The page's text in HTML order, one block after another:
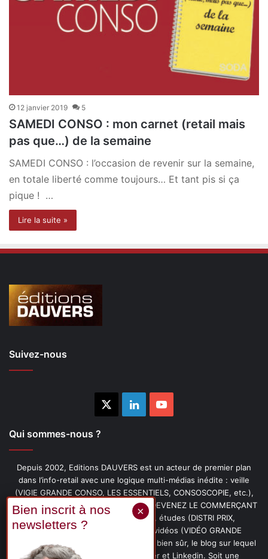
12 janvier 2019 5
SAMEDI CONSO : mon carnet (retail mais
pas que…) de la semaine
SAMEDI CONSO : l’occasion de revenir sur la semaine,
en totale liberté comme toujours… Et tant pis si ça
pique ! …
Lire la suite »
Suivez-nous
LinkedinYouTube
Qui sommes-nous ?
Depuis 2002, Editions DAUVERS est un acteur de premier plan
dans l’info-retail avec une logique multi-médias inédite : veille
(VIGIE GRANDE CONSO, LES ESSENTIELS, CONSOSCOPIE, etc.),
livres (PENSER-CLIENT, IMAGE-PRIX, DEVENEZ LE COMMERÇANT
PRÉFÉRÉ DE VOS CLIENTS, etc.), études (DISTRI PRIX,
PROMOFLASH, DRIVE INSIGHTS), vidéos (VIDÉO GRANDE
CONSO), podcasts (CAFÉ CONSO) et, bien sûr, le blog sur lequel
vous êtes, ainsi que les fils Twitter et Linkedin. Soit une